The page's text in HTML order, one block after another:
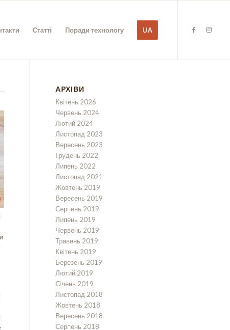
Статті Поради технологу UA
АРХІВИ
Квітень 2026
Червень 2024
Лютий 2024
Листопад 2023
Вересень 2023
Грудень 2022
Липень 2022
Листопад 2021
Жовтень 2019
Вересень 2019
Серпень 2019
Липень 2019
Червень 2019
Травень 2019
Квітень 2019
Березень 2019
Лютий 2019
Січень 2019
Листопад 2018
Жовтень 2018
Вересень 2018
Серпень 2018